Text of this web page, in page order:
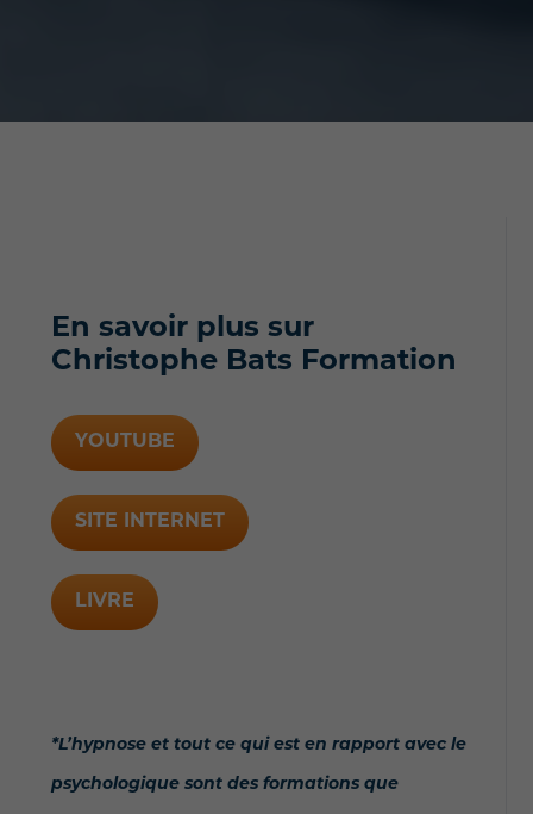
En savoir plus sur
Christophe Bats Formation
YOUTUBE
SITE INTERNET
LIVRE
*L’hypnose et tout ce qui est en rapport avec le
psychologique sont des formations que